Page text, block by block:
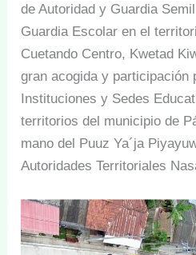
de Autoridad y Guardia
Guardia Escolar en el
Cuetando Centro, Kwetad
gran acogida y participación
Instituciones y Sedes
territorios del municipio de
mano del Puuz Ya´ja
Autoridades Territoriales